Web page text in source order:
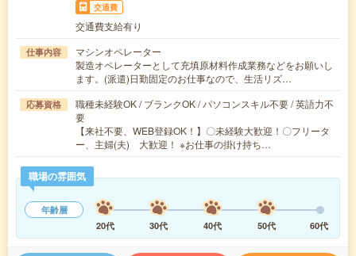
交通費
交通費支給有り
仕事内容
マシンオペレーター
製造オペレーターとして充填原材料作成業務などをお願いし
ます。(派遣)日勤固定のお仕事なので、生活リズ…
応募資格
職種未経験OK / ブランクOK / パソコンスキル不要 / 英語力不
要
【来社不要、WEB登録OK！】〇未経験大歓迎！〇フリータ
ー、主婦(夫) 大歓迎！ ※お仕事の掛け持ち…
職場の雰囲気
年齢層
20代
30代 40代 50代 60代